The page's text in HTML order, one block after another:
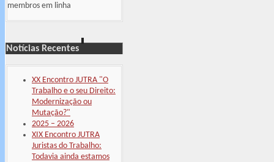
membros em linha
Notícias Recentes
XX Encontro JUTRA "O
Trabalho e o seu Direito:
Modernização ou
Mutação?"
2025 – 2026
XIX Encontro JUTRA
Juristas do Trabalho:
Todavia ainda estamos